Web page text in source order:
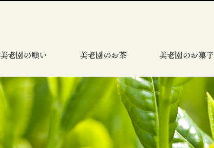
美老園の願い 美老園のお茶 美老園のお菓子